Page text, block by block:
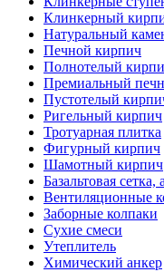
Клинкерный
Натуральный
Печной кирпич
Полнотелый
Премиальный
Пустотелый
Ригельный кирпич
Тротуарная плитка
Фигурный кирпич
Шамотный кирпич
Базальтовая сетка,
Вентиляционные
Заборные колпаки
Сухие смеси
Утеплитель
Химический анкер